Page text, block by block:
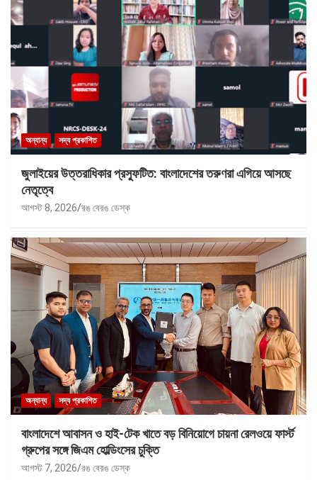
অন্যান্য সদ্য প্রকাশিত
জুলাইয়ের উত্তরাধিকার প্রস্ফুটিত: বাংলাদেশের তরুণরা এগিয়ে আসছে
নেতৃত্বে
আগস্ট 8, 2026 রঙ বেরঙ ডেস্ক
অন্যান্য সদ্য প্রকাশিত
বাংলাদেশে আবাসন ও হাই-টেক খাতে বড় বিনিয়োগে চায়না রেলওয়ে ফার্স্ট
গ্রুপের সঙ্গে জিএম হোল্ডিংসের চুক্তি
আগস্ট 7, 2026 রঙ বেরঙ ডেস্ক